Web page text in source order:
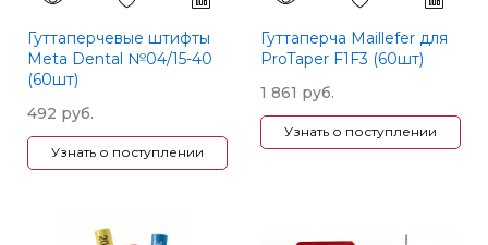
Гуттаперчевые штифты
Meta Dental №04/15-40
(60шт)
492 руб.
Узнать о поступлении
Гуттаперча Maillefer для
ProTaper F1F3 (60шт)
1 861 руб.
Узнать о поступлении